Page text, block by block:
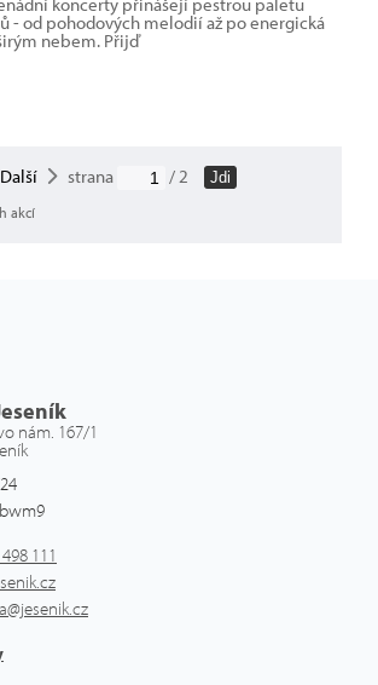
- od pohodových melodií až po energická
nebem. Přijď
Další strana / 2
Jdi
akcí
nám. 167/1
111